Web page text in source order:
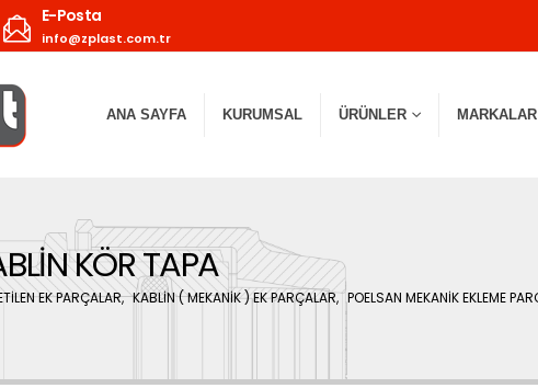
E-Posta
info@zplast.com.tr
ANA SAYFA KURUMSAL ÜRÜNLER MARKALAR
KÖR TAPA
EK PARÇALAR, KABLİN ( MEKANİK ) EK PARÇALAR, POELSAN MEKANİK EKLEME